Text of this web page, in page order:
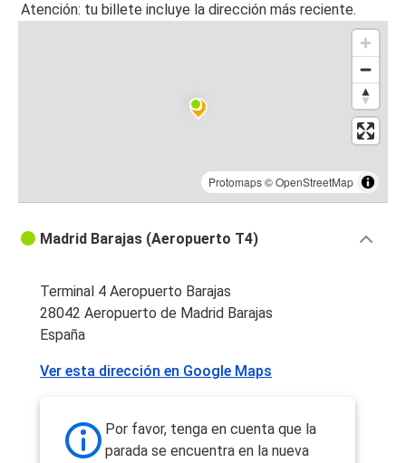
Atención: tu billete incluye la dirección más reciente.
Protomaps©OpenStreetMap
Madrid Barajas (Aeropuerto T4)
Terminal 4 Aeropuerto Barajas
28042 Aeropuerto de Madrid Barajas
España
Ver esta dirección en Google Maps
Por favor, tenga en cuenta que la
parada se encuentra en la nueva